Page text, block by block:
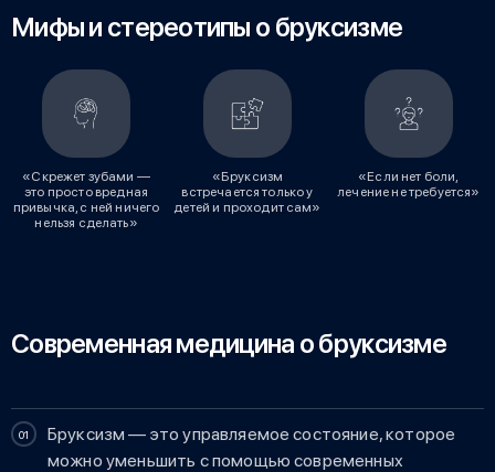
Мифы и стереотипы о бруксизме
«Скрежет зубами —
это просто вредная
привычка, с ней ничего
нельзя сделать»
«Бруксизм
встречается только у
детей и проходит сам»
«Если нет боли,
лечение не требуется»
Современная медицина о бруксизме
Бруксизм — это управляемое состояние, которое
можно уменьшить с помощью современных